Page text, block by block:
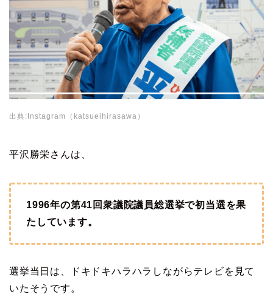
出典:Instagram（katsueihirasawa）
平沢勝栄さんは、
1996年の第41回衆議院議員総選挙で初当選を果
たしています。
選挙当日は、ドキドキハラハラしながらテレビを見て
いたそうです。